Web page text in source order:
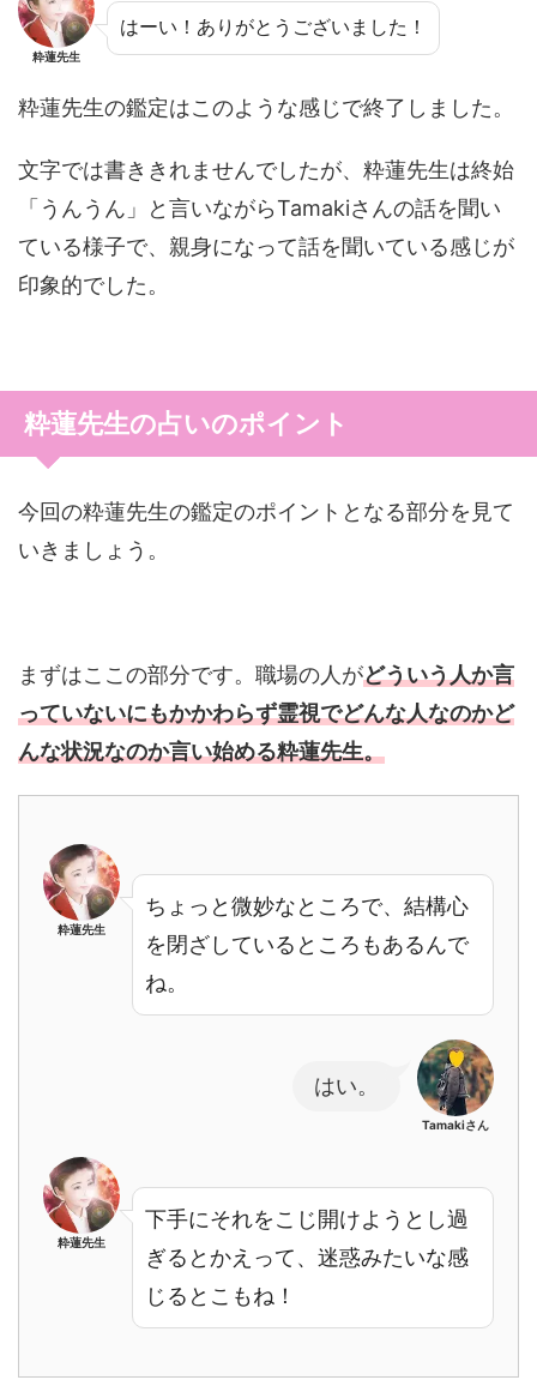
粋蓮先生
はーい！ありがとうございました！
粋蓮先生の鑑定はこのような感じで終了しました。
文字では書ききれませんでしたが、粋蓮先生は終始
「うんうん」と言いながらTamakiさんの話を聞い
ている様子で、親身になって話を聞いている感じが
印象的でした。
粋蓮先生の占いのポイント
今回の粋蓮先生の鑑定のポイントとなる部分を見て
いきましょう。
まずはここの部分です。職場の人がどういう人か言
っていないにもかかわらず霊視でどんな人なのかど
んな状況なのか言い始める粋蓮先生。
粋蓮先生
ちょっと微妙なところで、結構心
を閉ざしているところもあるんで
ね。
はい。
Tamakiさん
粋蓮先生
下手にそれをこじ開けようとし過
ぎるとかえって、迷惑みたいな感
じるとこもね！